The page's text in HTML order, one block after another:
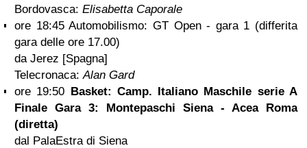
Bordovasca: Elisabetta Caporale
ore 18:45 Automobilismo: GT Open - gara 1 (differita
gara delle ore 17.00)
da Jerez [Spagna]
Telecronaca:Alan Gard
ore 19:50 Basket: Camp. Italiano Maschile serie A
Finale Gara 3: Montepaschi Siena - Acea Roma
(diretta)
dal PalaEstra di Siena